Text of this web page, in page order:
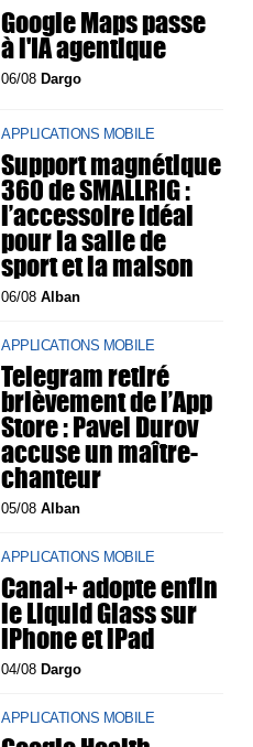
Google Maps passe
à l'IA agentique
06/08 Dargo
APPLICATIONS MOBILE
Support magnétique
360 de SMALLRIG :
l’accessoire idéal
pour la salle de
sport et la maison
06/08Alban
APPLICATIONS MOBILE
Telegram retiré
brièvement de l’App
Store : Pavel Durov
accuse un maître-
chanteur
05/08Alban
APPLICATIONS MOBILE
Canal+ adopte enfin
le Liquid Glass sur
iPhone et iPad
04/08Dargo
APPLICATIONS MOBILE